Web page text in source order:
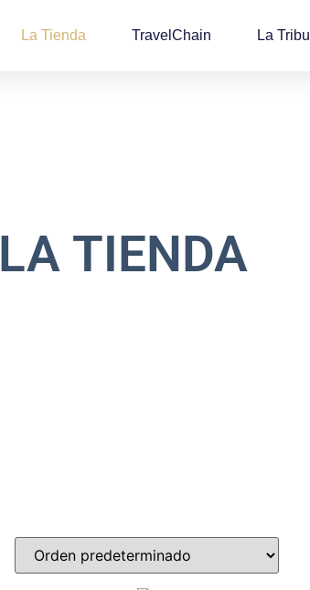
La Tienda TravelChain La Tribu
LA TIENDA